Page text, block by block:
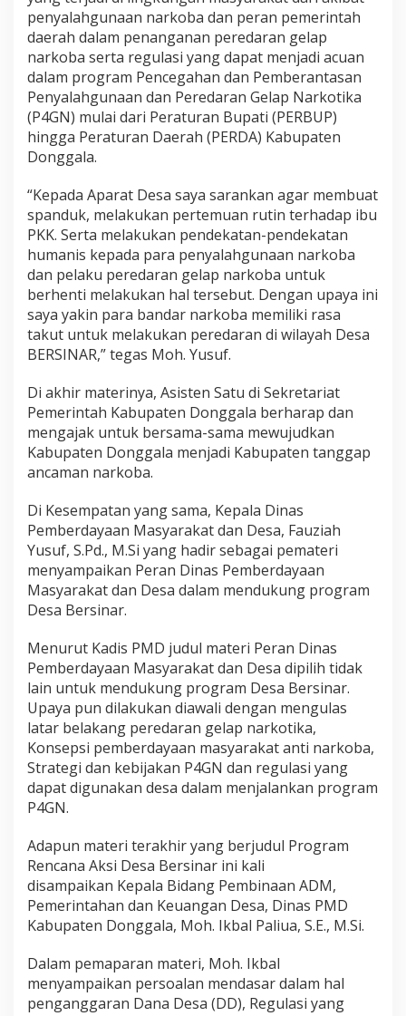
penyalahgunaan narkoba dan peran pemerintah
daerah dalam penanganan peredaran gelap
narkoba serta regulasi yang dapat menjadi acuan
dalam program Pencegahan dan Pemberantasan
Penyalahgunaan dan Peredaran Gelap Narkotika
(P4GN) mulai dari Peraturan Bupati (PERBUP)
hingga Peraturan Daerah (PERDA) Kabupaten
Donggala.
“Kepada Aparat Desa saya sarankan agar membuat
spanduk, melakukan pertemuan rutin terhadap ibu
PKK. Serta melakukan pendekatan-pendekatan
humanis kepada para penyalahgunaan narkoba
dan pelaku peredaran gelap narkoba untuk
berhenti melakukan hal tersebut. Dengan upaya ini
saya yakin para bandar narkoba memiliki rasa
takut untuk melakukan peredaran di wilayah Desa
BERSINAR,” tegas Moh. Yusuf.
Di akhir materinya, Asisten Satu di Sekretariat
Pemerintah Kabupaten Donggala berharap dan
mengajak untuk bersama-sama mewujudkan
Kabupaten Donggala menjadi Kabupaten tanggap
ancaman narkoba.
Di Kesempatan yang sama, Kepala Dinas
Pemberdayaan Masyarakat dan Desa, Fauziah
Yusuf, S.Pd., M.Si yang hadir sebagai pemateri
menyampaikan Peran Dinas Pemberdayaan
Masyarakat dan Desa dalam mendukung program
Desa Bersinar.
Menurut Kadis PMD judul materi Peran Dinas
Pemberdayaan Masyarakat dan Desa dipilih tidak
lain untuk mendukung program Desa Bersinar.
Upaya pun dilakukan diawali dengan mengulas
latar belakang peredaran gelap narkotika,
Konsepsi pemberdayaan masyarakat anti narkoba,
Strategi dan kebijakan P4GN dan regulasi yang
dapat digunakan desa dalam menjalankan program
P4GN.
Adapun materi terakhir yang berjudul Program
Rencana Aksi Desa Bersinar ini kali
disampaikan Kepala Bidang Pembinaan ADM,
Pemerintahan dan Keuangan Desa, Dinas PMD
Kabupaten Donggala, Moh. Ikbal Paliua, S.E., M.Si.
Dalam pemaparan materi, Moh. Ikbal
menyampaikan persoalan mendasar dalam hal
penganggaran Dana Desa (DD), Regulasi yang